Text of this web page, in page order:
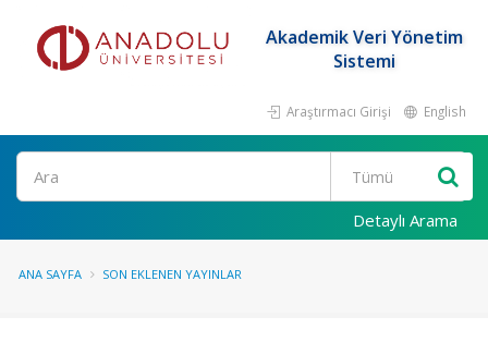
Akademik Veri Yönetim
Sistemi
Araştırmacı Girişi English
Ara
Detaylı Arama
ANA SAYFA SON EKLENEN YAYINLAR